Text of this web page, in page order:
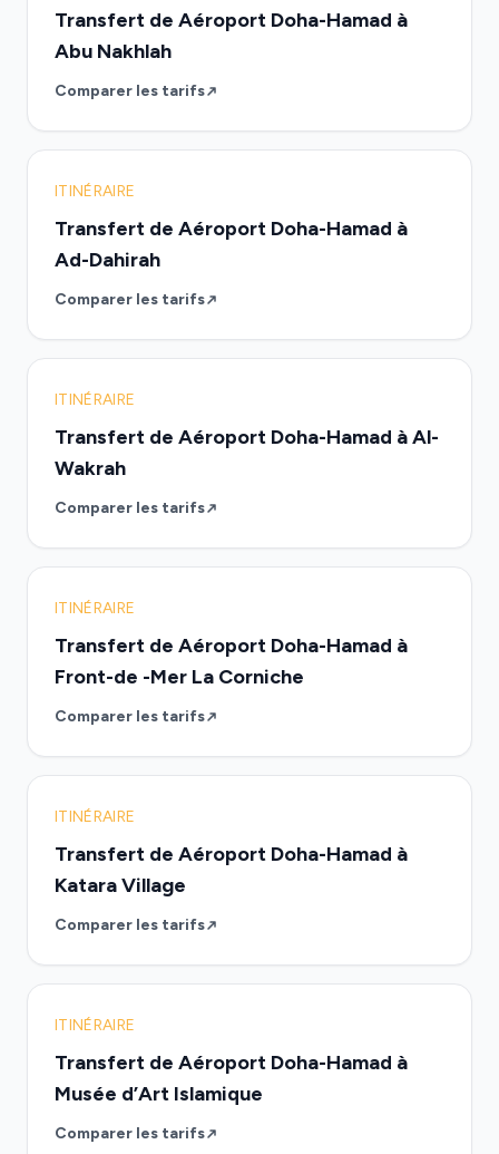
Transfert de Aéroport Doha-Hamad à
Abu Nakhlah
Comparer les tarifs
ITINÉRAIRE
Transfert de Aéroport Doha-Hamad à
Ad-Dahirah
Comparer les tarifs
ITINÉRAIRE
Transfert de Aéroport Doha-Hamad à Al-
Wakrah
Comparer les tarifs
ITINÉRAIRE
Transfert de Aéroport Doha-Hamad à
Front-de -Mer La Corniche
Comparer les tarifs
ITINÉRAIRE
Transfert de Aéroport Doha-Hamad à
Katara Village
Comparer les tarifs
ITINÉRAIRE
Transfert de Aéroport Doha-Hamad à
Musée d’Art Islamique
Comparer les tarifs